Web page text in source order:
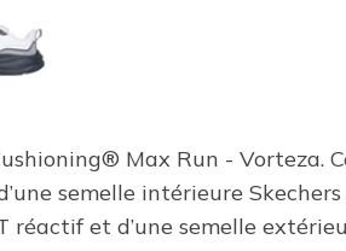
Max Run - Vorteza.
semelle intérieure
et d’une semelle